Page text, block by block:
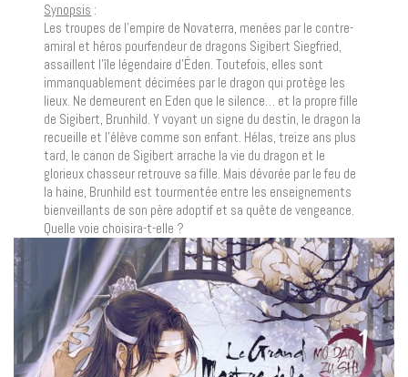
Synopsis :
Les troupes de l’empire de Novaterra, menées par le contre-
amiral et héros pourfendeur de dragons Sigibert Siegfried,
assaillent l’île légendaire d’Éden. Toutefois, elles sont
immanquablement décimées par le dragon qui protège les
lieux. Ne demeurent en Eden que le silence… et la propre fille
de Sigibert, Brunhild. Y voyant un signe du destin, le dragon la
recueille et l’élève comme son enfant. Hélas, treize ans plus
tard, le canon de Sigibert arrache la vie du dragon et le
glorieux chasseur retrouve sa fille. Mais dévorée par le feu de
la haine, Brunhild est tourmentée entre les enseignements
bienveillants de son père adoptif et sa quête de vengeance.
Quelle voie choisira-t-elle ?